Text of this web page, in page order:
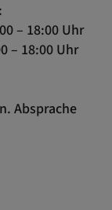
– 18:00 Uhr
– 18:00 Uhr
Absprache